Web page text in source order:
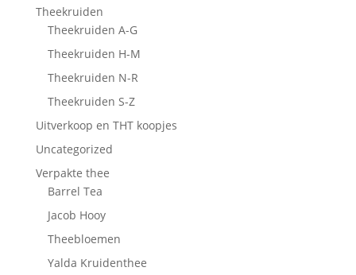
Theekruiden
Theekruiden A-G
Theekruiden H-M
Theekruiden N-R
Theekruiden S-Z
Uitverkoop en THT koopjes
Uncategorized
Verpakte thee
Barrel Tea
Jacob Hooy
Theebloemen
Yalda Kruidenthee